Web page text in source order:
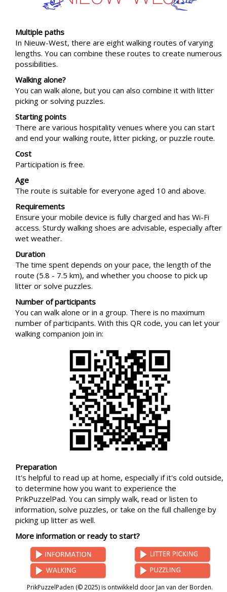
Multiple paths
In Nieuw-West, there are eight walking routes of varying
lengths. You can combine these routes to create numerous
possibilities.
Walking alone?
You can walk alone, but you can also combine it with litter
picking or solving puzzles.
Starting points
There are various hospitality venues where you can start
and end your walking route, litter picking, or puzzle route.
Cost
Participation is free.
Age
The route is suitable for everyone aged 10 and above.
Requirements
Ensure your mobile device is fully charged and has Wi-Fi
access. Sturdy walking shoes are advisable, especially after
wet weather.
Duration
The time spent depends on your pace, the length of the
route (5.8 - 7.5 km), and whether you choose to pick up
litter or solve puzzles.
Number of participants
You can walk alone or in a group. There is no maximum
number of participants. With this QR code, you can let your
walking companion join in:
Preparation
It's helpful to read up at home, especially if it's cold outside,
to determine how you want to experience the
PrikPuzzelPad. You can simply walk, read or listen to
information, solve puzzles, or take on the full challenge by
picking up litter as well.
More information or ready to start?
PrikPuzzelPaden (© 2025) is ontwikkeld door Jan van der Borden.